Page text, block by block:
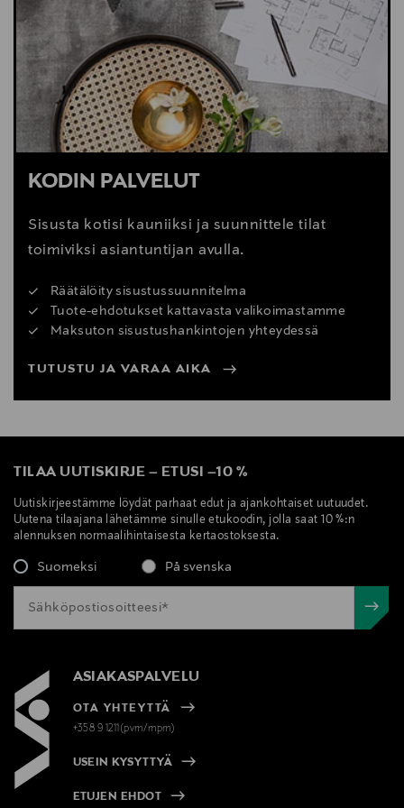
Digitaalinen osoite
info@calligaris.net
KODIN PALVELUT
Sisusta kotisi kauniiksi ja suunnittele tilat
toimiviksi asiantuntijan avulla.
Räätälöity sisustussuunnitelma
Tuote-ehdotukset kattavasta valikoimastamme
Maksuton sisustushankintojen yhteydessä
TUTUSTU JA VARAA AIKA
TILAA UUTISKIRJE – ETUSI –10 %
Uutiskirjeestämme löydät parhaat edut ja ajankohtaiset uutuudet.
Uutena tilaajana lähetämme sinulle etukoodin, jolla saat 10 %:n
alennuksen normaalihintaisesta kertaostoksesta.
Suomeksi På svenska
ASIAKASPALVELU
OTA YHTEYTTÄ
+358 9 1211(pvm/mpm)
USEIN KYSYTTYÄ
ETUJEN EHDOT